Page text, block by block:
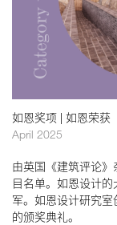
如恩设计
neri&hu
如恩奖项 | 如恩荣获
April 2025
由英国《建筑评论
目名单。如恩设计
军。如恩设计研究
的颁奖典礼。